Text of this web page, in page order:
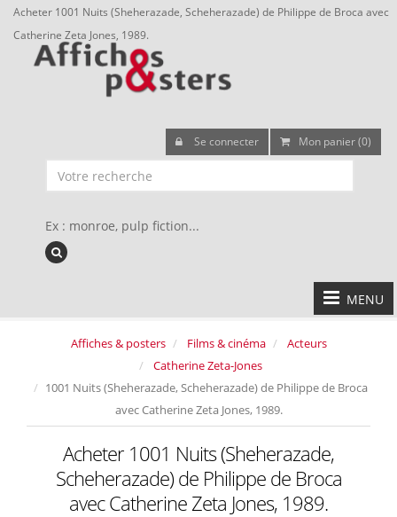
Acheter 1001 Nuits (Sheherazade, Scheherazade) de Philippe de Broca avec
Catherine Zeta Jones, 1989.
Se connecter Mon panier (0)
Ex : monroe, pulp fiction...
MENU
Affiches & posters Films & cinéma
Acteurs
Catherine Zeta-Jones
1001 Nuits (Sheherazade, Scheherazade) de Philippe de Broca
avec Catherine Zeta Jones, 1989.
Acheter 1001 Nuits (Sheherazade,
Scheherazade) de Philippe de Broca
avec Catherine Zeta Jones, 1989.